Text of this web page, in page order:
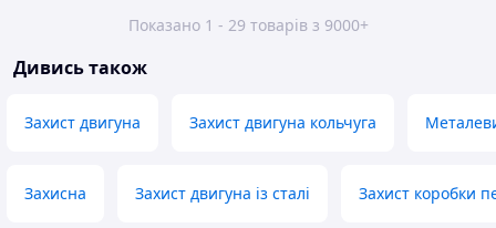
Показано 1 - 29 товарів з 9000+
Дивись також
Захист двигуна Захист двигуна кольчуга
Захисна Захист двигуна із сталі Захист коробки